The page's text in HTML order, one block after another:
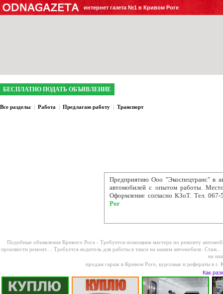
интернет газета №1 в Кривом Роге
БЕСПЛАТНО ПОДАТЬ ОБЪЯВЛЕНИЕ
Все разделы | Работа | Предлагаю работу | Транспорт
Предприятию Ооо "Экоспецтранс" в
автомобилей с опытом работы.
Оформление согласно КЗоТ. Тел.
Рог
Подобные объявления Кривого Рога -Требуется помощник мастера по ремонту
произвести ремонт.... Требуется водитель для работы в такси на нашем автомобиле. Стаж...
на
продам гараж в Кривом Роге курсовые и рефераты в г.
Как